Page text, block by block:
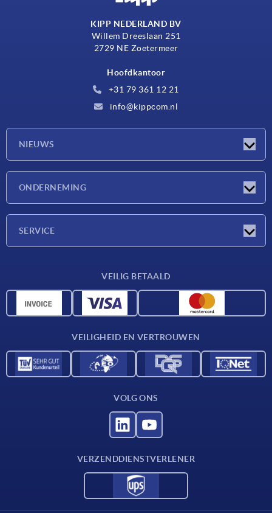
KIPP NEDERLAND BV
Willem Dreeslaan 251
2729 NE Zoetermeer
Hoofdkantoor
+31 79 361 12 21
info@kippcom.nl
NIEUWS
ONDERNEMING
SERVICE
CAD-gegevens
VEILIG BETAALD
VEILIGHEID EN VERTROUWEN
VOLG ONS
VERZENDDIENSTVERLENER